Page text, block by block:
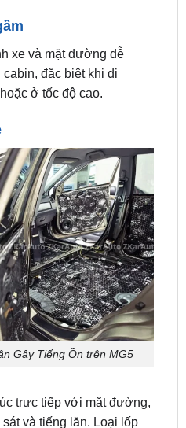
đặc biệt khi di
ở tốc độ cao.
Gây Tiếng Ồn trên MG5
trực tiếp với mặt đường,
lốp đều ảnh hưởng